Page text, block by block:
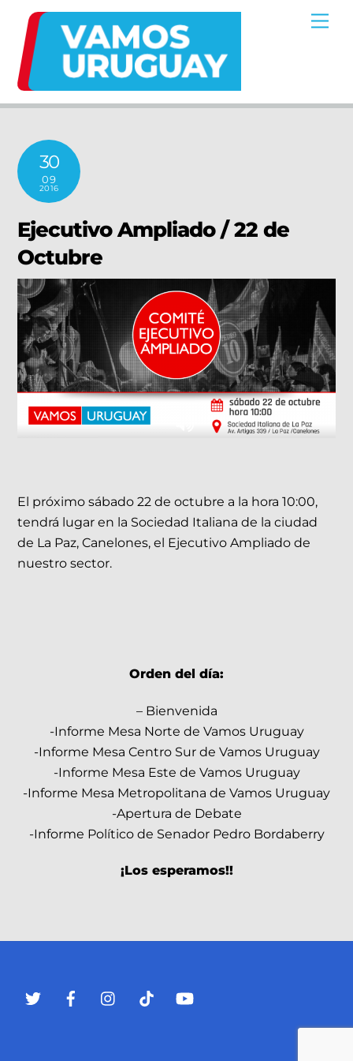
content
30
09
2016
Ejecutivo Ampliado / 22 de
Octubre
El próximo sábado 22 de octubre a la hora 10:00,
tendrá lugar en la Sociedad Italiana de la ciudad
de La Paz, Canelones, el Ejecutivo Ampliado de
nuestro sector.
Orden del día:
– Bienvenida
-Informe Mesa Norte de Vamos Uruguay
-Informe Mesa Centro Sur de Vamos Uruguay
-Informe Mesa Este de Vamos Uruguay
-Informe Mesa Metropolitana de Vamos Uruguay
-Apertura de Debate
-Informe Político de Senador Pedro Bordaberry
¡Los esperamos!!